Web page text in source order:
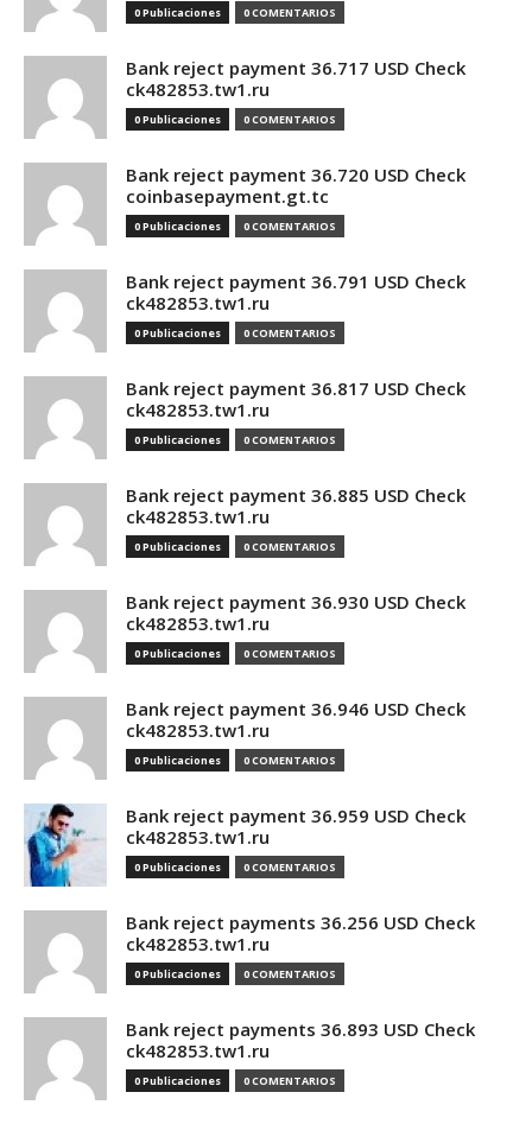
0 Publicaciones 0 COMENTARIOS
Bank reject payment 36.717 USD Check
ck482853.tw1.ru
0 Publicaciones 0 COMENTARIOS
Bank reject payment 36.720 USD Check
coinbasepayment.gt.tc
0 Publicaciones 0 COMENTARIOS
Bank reject payment 36.791 USD Check
ck482853.tw1.ru
0 Publicaciones 0 COMENTARIOS
Bank reject payment 36.817 USD Check
ck482853.tw1.ru
0 Publicaciones 0 COMENTARIOS
Bank reject payment 36.885 USD Check
ck482853.tw1.ru
0 Publicaciones 0 COMENTARIOS
Bank reject payment 36.930 USD Check
ck482853.tw1.ru
0 Publicaciones 0 COMENTARIOS
Bank reject payment 36.946 USD Check
ck482853.tw1.ru
0 Publicaciones 0 COMENTARIOS
Bank reject payment 36.959 USD Check
ck482853.tw1.ru
0 Publicaciones 0 COMENTARIOS
Bank reject payments 36.256 USD Check
ck482853.tw1.ru
0 Publicaciones 0 COMENTARIOS
Bank reject payments 36.893 USD Check
ck482853.tw1.ru
0 Publicaciones 0 COMENTARIOS